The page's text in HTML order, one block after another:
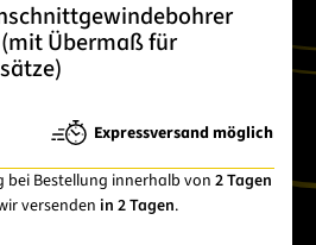
(mit Übermaß für
Expressversand möglich
bei Bestellung innerhalb von 2 Tagen
versenden in 2 Tagen.